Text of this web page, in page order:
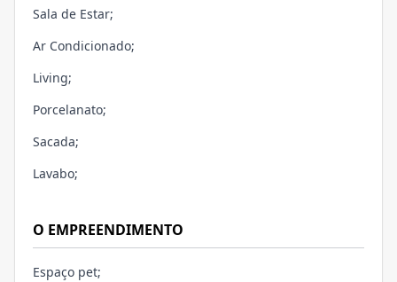
Sala de Estar;
Ar Condicionado;
Living;
Porcelanato;
Sacada;
Lavabo;
O EMPREENDIMENTO
Espaço pet;